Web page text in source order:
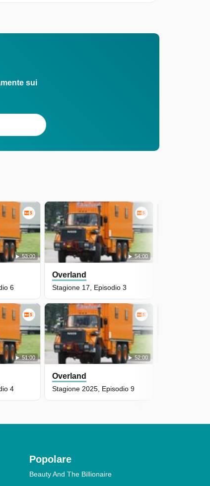
sui
53:00
6
51:00
4
54:00
Overland
Stagione 17, Episodio 3
52:00
Overland
Stagione 2025, Episodio 9
Popolare
Beauty And The Billionaire